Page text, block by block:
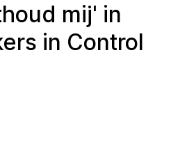
mij' in
in Control